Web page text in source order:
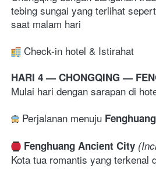
tebing sungai yang terlihat
saat malam hari
Check-in hotel & Istirahat
HARI 4 — CHONGQING —
Mulai hari dengan sarapan di
Perjalanan menuju Fenghuang
Fenghuang Ancient City
Kota tua romantis yang terkenal